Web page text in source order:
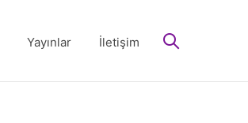
Yayınlar İletişim